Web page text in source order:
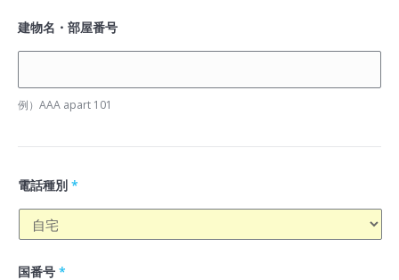
建物名・部屋番号
例）AAA apart 101
電話種別 *
国番号 *